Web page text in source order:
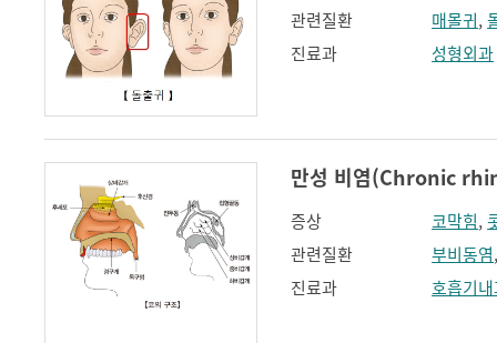
관련질환
매몰귀,
진료과
성형외과
만성 비염(Chronic
증상 코막힘,
관련질환
부비동염
진료과
호흡기